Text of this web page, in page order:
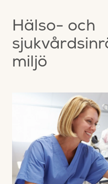
Hälso- och
miljö